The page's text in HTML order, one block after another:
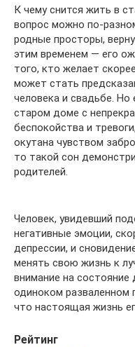
К чему снится жить в
вопрос можно по-
родные просторы,
этим временем — его
того, кто желает
может стать
человека и свадьбе.
старом доме с
беспокойства и
окутана чувством
то такой сон
родителей.
Человек, увидевший
негативные эмоции,
депрессии, и
менять свою жизнь к
внимание на
одиноком разваленном
что настоящая жизнь
Рейтинг